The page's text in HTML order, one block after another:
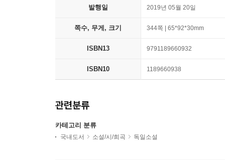
발행일 2019년 05월 20일
쪽수, 무게, 크기 344쪽 | 65*92*30mm
ISBN13 9791189660932
ISBN10 1189660938
관련분류
카테고리 분류
국내도서 소설/시/희곡 독일소설